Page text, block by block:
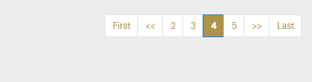
First << 2 3 4 5 >> Last